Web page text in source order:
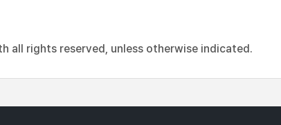
all rights reserved, unless otherwise indicated.